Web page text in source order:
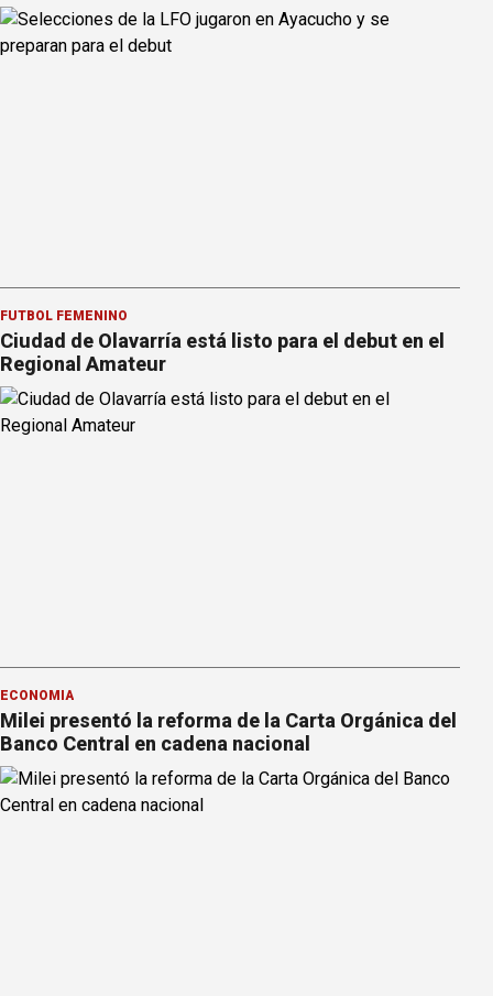
FÚTBOL FEMENINO
Ciudad de Olavarría está listo para el debut en el
Regional Amateur
ECONOMÍA
Milei presentó la reforma de la Carta Orgánica del
Banco Central en cadena nacional